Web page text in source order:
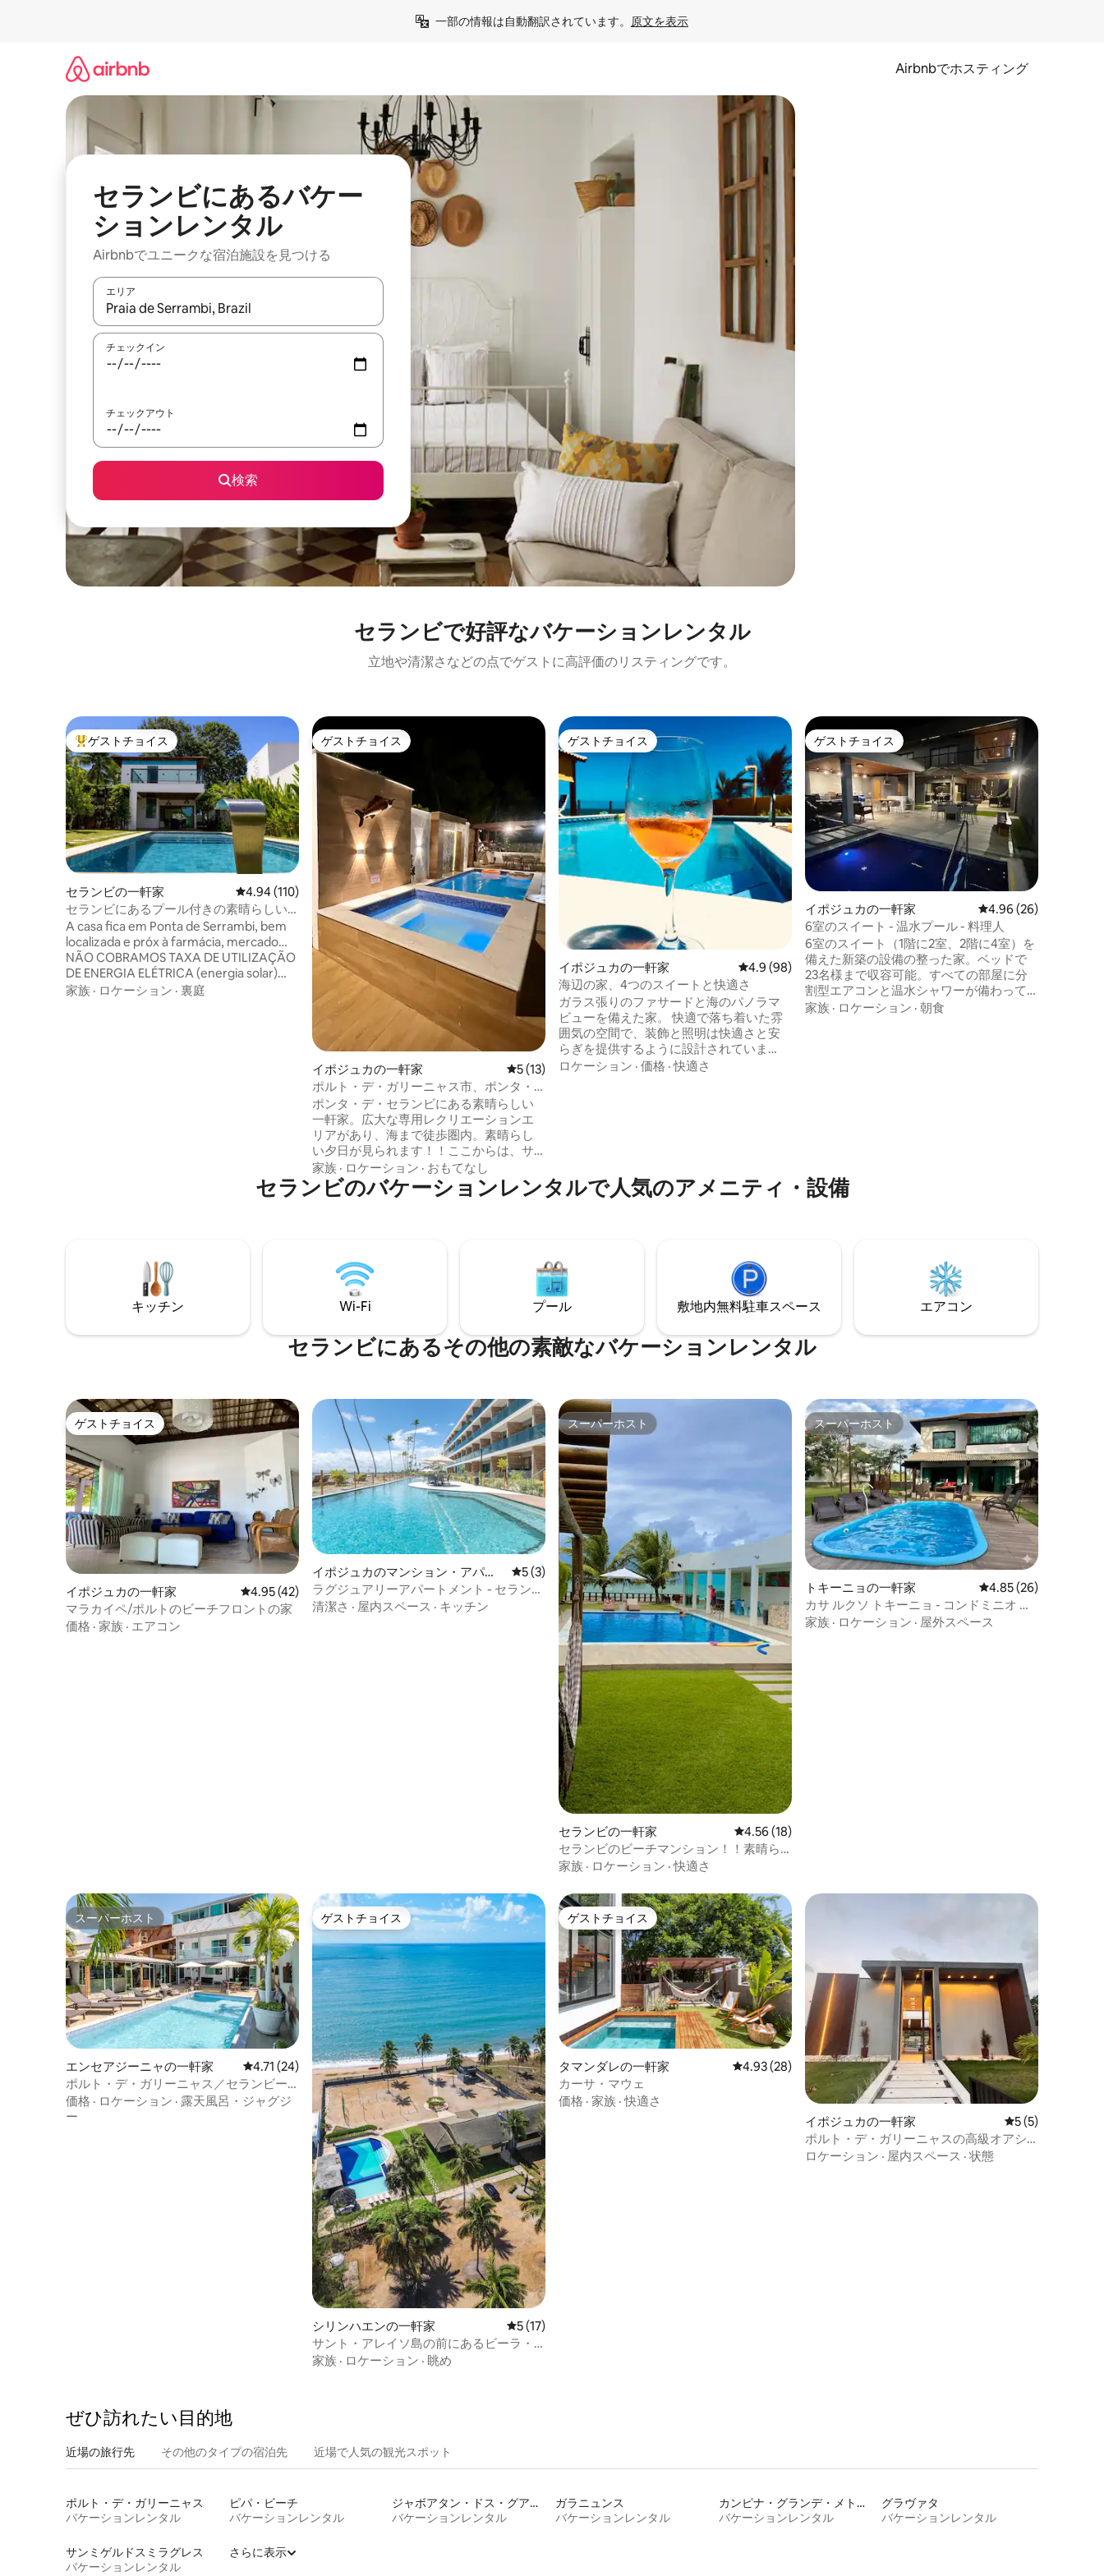
一部の情報は自動翻訳されています。 原文を表示
Airbnbでホスティング
セランビにあるバケー
ションレンタル
Airbnbでユニークな宿泊施設を見つける
エリア
検索結果が表示されたら、上下の矢印キーを使って移動するか、画面をタッチまたはスワイプして検索結果を確認することができます。
チェックイン
チェックアウト
検索
セランビで好評なバケーションレンタル
立地や清潔さなどの点でゲストに高評価のリスティングです。
大好評のゲストチョイスです。
ゲストチョイス
セランビの一軒家 レビュー110件、5つ星中4.94つ星の平均評価
4.94 (110)
セランビにあるプール付きの素晴らしい
家
A casa fica em Ponta de Serrambi, bem
localizada e próx à farmácia, mercado…
NÃO COBRAMOS TAXA DE UTILIZAÇÃO
DE ENERGIA ELÉTRICA (energia solar)
Pet-friendly Fica à 350m da praia.
家族 · ロケーション · 裏庭
ゲストチョイス
ゲストチョイス
イポジュカの一軒家 レビュー13件、5つ星中5つ星の平均評価
5 (13)
ポルト・デ・ガリーニャス市、ポンタ・
デ・セランビの美しい家
ポンタ・デ・セランビにある素晴らしい
一軒家。広大な専用レクリエーションエ
リアがあり、海まで徒歩圏内。素晴らし
い夕日が見られます！！ここからは、サ
ント・アレイショ島へ向かうモーターボ
ートやジェットスキーが出発します。 ビ
ーチから戻ったら、スパや専用プールで
アコン付きのスイートルームは4室ありま
す（1号室はシングルベッド1台と補助ベッ
ド1台、2号室と3号室はダブルベッド1台と
二段ベッド1台、4号室はクイーンサイズ
シングルマットレス2枚）で、12名様まで
ご宿泊いただけます。
家族 · ロケーション · おもてなし
ゲストチョイス
ゲストチョイス
イポジュカの一軒家 レビュー98件、5つ星中4.9つ星の平均評価
4.9 (98)
海辺の家、4つのスイートと快適さ
ガラス張りのファサードと海のパノラマ
ビューを備えた家。 快適で落ち着いた雰
囲気の空間で、装飾と照明は快適さと安
らぎを提供するように設計されていま
す。 6台分の駐車場。 専用警備員。広い
を備えたフルキッチン ベッド、テーブ
ル、バスルーム用の完全なリネン類。
ロケーション · 価格 ·快適さ
ゲストチョイス
ゲストチョイス
イポジュカの一軒家 レビュー26件、5つ星
4.96 (26)
6室のスイート - 温水プール - 料理人
6室のスイート（1階に2室、2階に4室）を
備えた新築の設備の整った家。ベッドで
23名様まで収容可能。すべての部屋に分
割型エアコンと温水シャワーが備わって
います。 毎日7:30から15:30までの秘書サ
家族 · ロケーション · 朝食
セランビのバケーションレンタルで人気のアメニティ・設備
キッチン Wi-Fi プール 敷地内無料駐⁠車ス⁠ペ⁠ー⁠ス エアコン
セランビにあるその他の素敵なバケーションレンタル
ゲストチョイス
ゲストチョイス
イポジュカの一軒家 レビュー42件、5つ星中4.95つ星の平均評価
4.95 (42)
マラカイペ/ポルトのビーチフロントの家
価格 · 家族 · エアコン
イポジュカのマンション・アパー
ト
レビュー3件、5つ星中5つ星の平均評価
5 (3)
ラグジュアリーアパートメント - セランビ
エクスペリエンス - 141M
清潔さ · 屋内スペース · キッチン
スーパーホスト
スーパーホスト
セランビの一軒家 レビュー18件、5つ星中4.56つ星の平均評価
4.56 (18)
セランビのビーチマンション！！素晴ら
しいです。
家族 · ロケーション ·快適さ
スーパーホスト
スーパーホスト
トキーニョの一軒家 レビュー26件、5つ星
4.85 (26)
カサ ルクソ トキーニョ - コンドミニオ ベ
イラ マール - プール。
家族 · ロケーション · 屋外スペース
スーパーホスト
スーパーホスト
エンセアジーニャの一軒家 レビュー24件、5つ星中4.71つ星の平均評価
4.71 (24)
ポルト・デ・ガリーニャス／セランビー
チハウス
価格 · ロケーション · 露天風呂・ジャグジ
ー
ゲストチョイス
ゲストチョイス
シリンハエンの一軒家 レビュー17件、5つ星中5つ星の平均評価
5 (17)
サント・アレイソ島の前にあるビーラ・
マール・ハウス
家族 · ロケーション · 眺め
ゲストチョイス
ゲストチョイス
タマンダレの一軒家 レビュー28件、5つ星中4.93つ星の平均評価
4.93 (28)
カーサ・マウェ
価格 · 家族 ·快適さ
イポジュカの一軒家
レビュー5件、5
5 (5)
ポルト・デ・ガリーニャスの高級オアシ
ス
ロケーション · 屋内スペース · 状態
ぜひ訪⁠れ⁠た⁠い目⁠的⁠地
近場の旅行先 その他のタ⁠イ⁠プ⁠の宿⁠泊⁠先 近場で人気の観光スポット
ポルト・デ・ガリーニャス
バケーションレンタル
ピパ・ビーチ
バケーションレンタル
ジャボアタン・ドス・グアララペス
バケーションレンタル
ガラニュンス
バケーションレンタル
カンピナ・グランデ・メトロポリタンリージョン
バケーションレンタル
グラヴァタ
バケーションレンタル
サンミゲルドスミラグレス
バケーションレンタル
さらに表示